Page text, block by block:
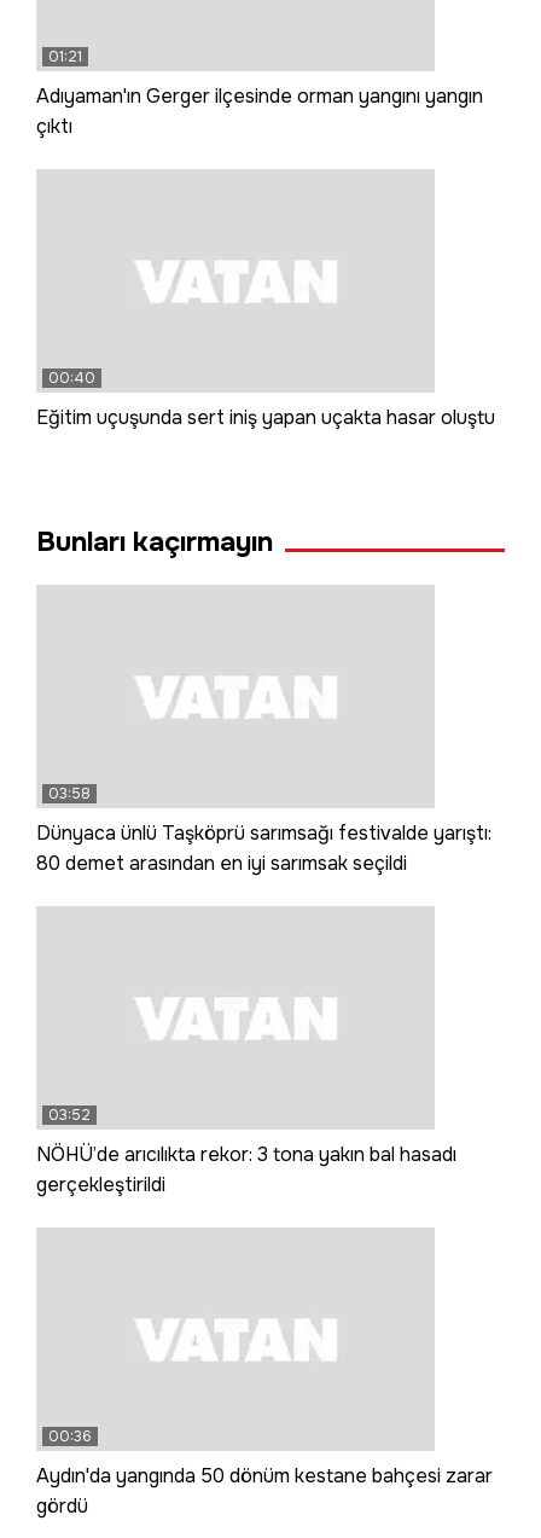
01:21
Adıyaman'ın Gerger ilçesinde orman yangını yangın
çıktı
00:40
Eğitim uçuşunda sert iniş yapan uçakta hasar oluştu
Bunları kaçırmayın
03:58
Dünyaca ünlü Taşköprü sarımsağı festivalde yarıştı:
80 demet arasından en iyi sarımsak seçildi
03:52
NÖHÜ’de arıcılıkta rekor: 3 tona yakın bal hasadı
gerçekleştirildi
00:36
Aydın'da yangında 50 dönüm kestane bahçesi zarar
gördü